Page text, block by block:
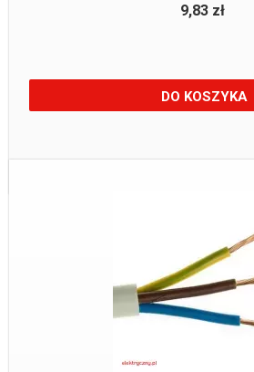
9,83 zł
DO KOSZYKA
Dostępne:728 m.